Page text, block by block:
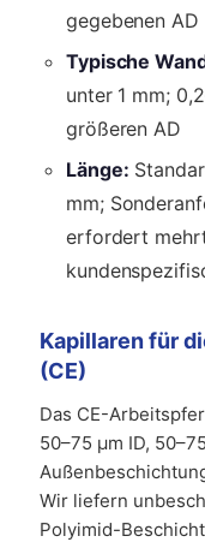
gegebenen AD
Typische
unter 1 mm;
größeren AD
Länge:
mm;
erfordert
Kapillaren für
(CE)
Das CE-
50–75 µm ID,
Wir liefern
Polyimid-